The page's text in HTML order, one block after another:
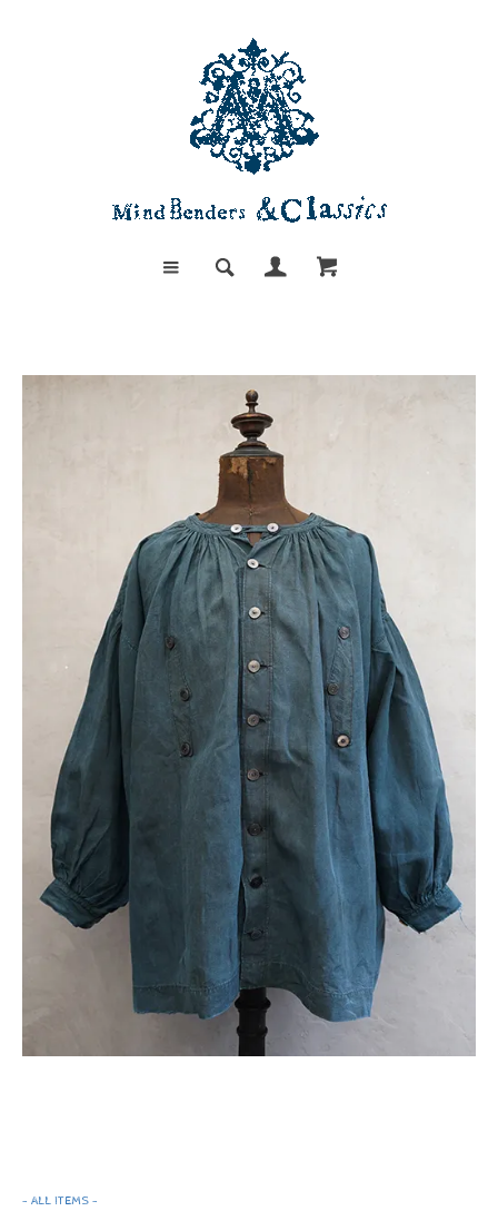
- ALL ITEMS -